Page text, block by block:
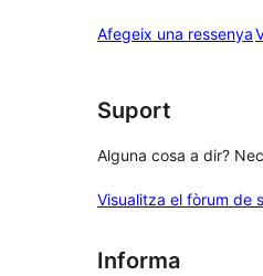
Afegeix una ressenya
Suport
Alguna cosa a dir?
Visualitza el fòrum de
Informa